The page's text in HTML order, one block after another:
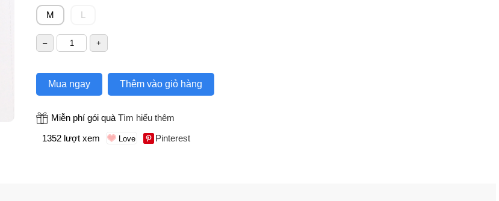
M
L
Mua ngay Thêm vào giỏ hàng
Miễn phí gói quàTìm hiểu thêm
1352 lượt xem
Pinterest